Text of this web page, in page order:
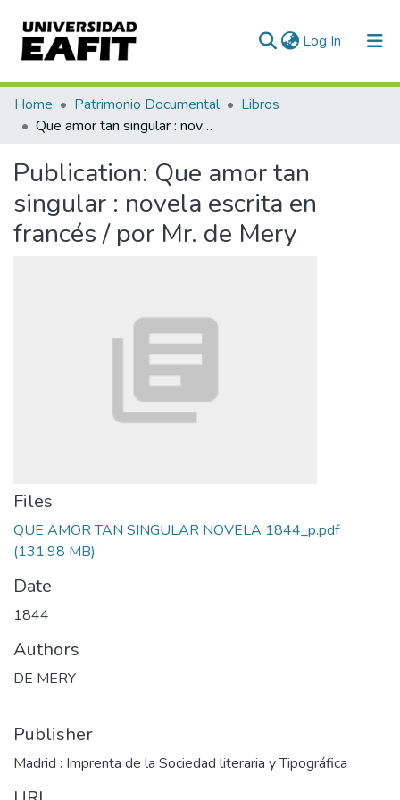
Log In (current)
Communities & Collections
All of DSpace
Statistics
Home Patrimonio Documental
Libros
Que amor tan singular : novela escrita en francés / por Mr. de Mery
Publication: Que amor tan
singular : novela escrita en
francés / por Mr. de Mery
Files
QUE AMOR TAN SINGULAR NOVELA 1844_p.pdf
(131.98 MB)
Date
1844
Authors
DE MERY
Publisher
Madrid : Imprenta de la Sociedad literaria y Tipográfica